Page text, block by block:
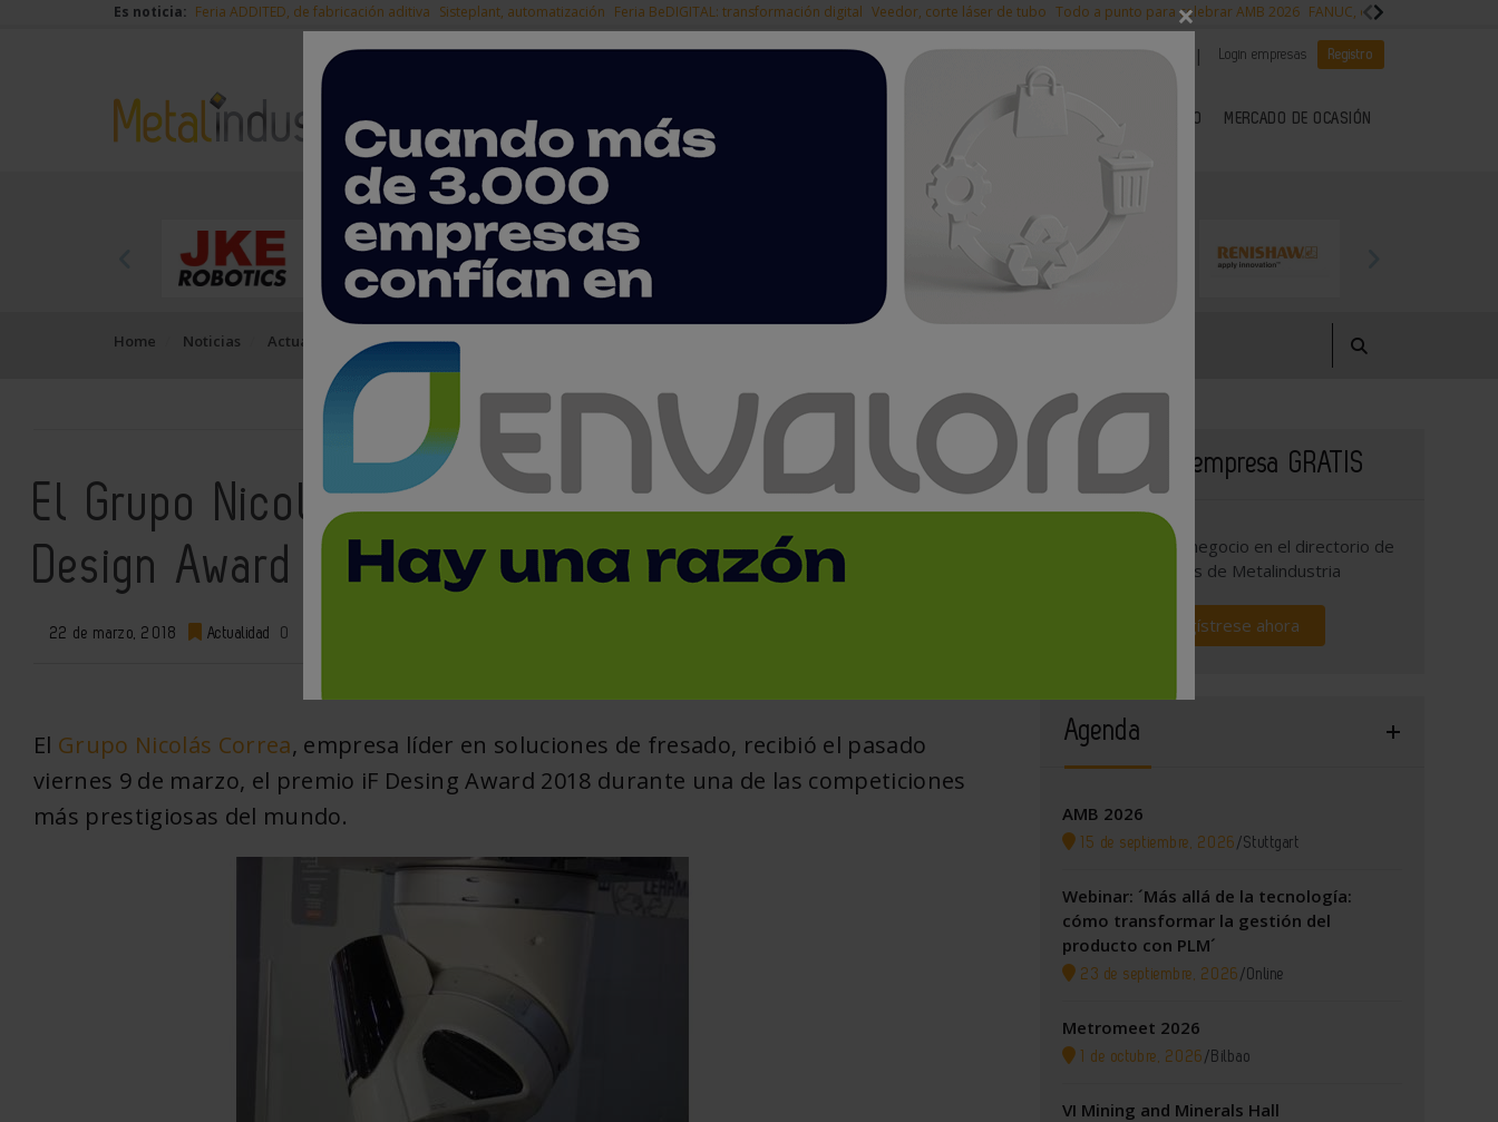
Es noticia: Feria ADDITED, de fabricación aditiva Sisteplant, automatización Feria BeDIGITAL: transformación digital Veedor, corte láser de tubo Todo a punto para celebrar AMB 2026 FANUC, colaboración con
| Es noticia | CANAL EMPLEO | Login empresas Registro
NOTICIAS PRODUCTOS EMPRESAS DEL SECTOR DEL METAL KIOSCO MERCADO DE OCASIÓN
Home Noticias Actualidad El Grupo Nicolás Correa recibe el premio iF Design Award 2018 por su cabezal UDX
El Grupo Nicolás Correa recibe el premio iF
Design Award 2018 por su cabezal UDX
22 de marzo, 2018 Actualidad 0
El Grupo Nicolás Correa, empresa líder en soluciones de fresado, recibió el pasado
viernes 9 de marzo, el premio iF Desing Award 2018 durante una de las competiciones
más prestigiosas del mundo.
Publique su empresa GRATIS
Promocione su negocio en el directorio de
empresas de Metalindustria
Regístrese ahora
Agenda
AMB 2026
15 de septiembre, 2026 /Stuttgart
Webinar: ´Más allá de la tecnología:
cómo transformar la gestión del
producto con PLM´
23 de septiembre, 2026 /Online
Metromeet 2026
1 de octubre, 2026 / Bilbao
VI Mining and Minerals Hall
×